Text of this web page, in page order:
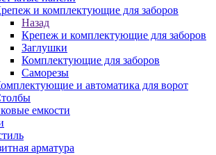
и комплектующие для заборов
Назад
Крепеж и комплектующие для заборов
Заглушки
Комплектующие для заборов
Саморезы
и автоматика для ворот
емкости
арматура